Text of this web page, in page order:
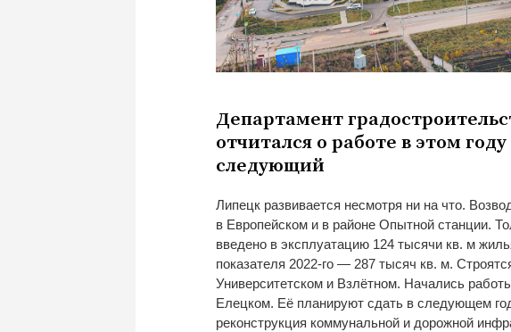
Департамент
отчитался о работе в этом
следующий
Липецк развивается несмотря ни на что.
в Европейском и в районе Опытной станции.
введено в эксплуатацию 124 тысячи кв. м
показателя 2022-го — 287 тысяч кв. м.
Университетском и Взлётном. Начались
Елецком. Её планируют сдать в следующем
реконструкция коммунальной и дорожной